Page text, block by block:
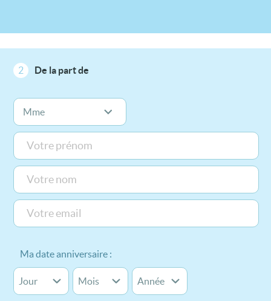
2 De la part de
Ma date anniversaire :